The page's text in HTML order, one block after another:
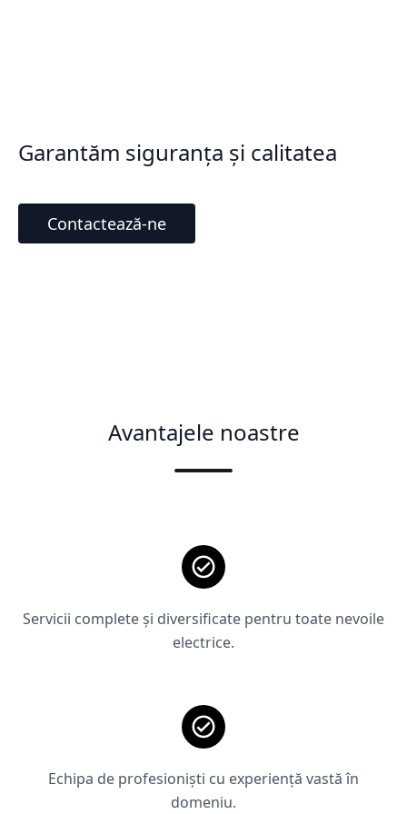
Garantăm siguranța și calitatea
Contactează-ne
Avantajele noastre
Servicii complete și diversificate pentru toate nevoile
electrice.
Echipa de profesioniști cu experiență vastă în
domeniu.